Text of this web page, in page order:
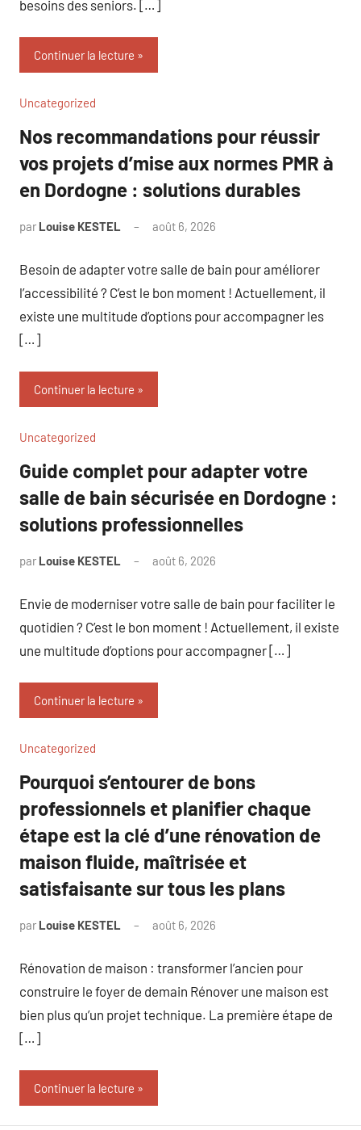
besoins des seniors. […]
Continuer la lecture
Uncategorized
Nos recommandations pour réussir
vos projets d’mise aux normes PMR à
en Dordogne : solutions durables
par Louise KESTEL août 6, 2026
Besoin de adapter votre salle de bain pour améliorer
l’accessibilité ? C’est le bon moment ! Actuellement, il
existe une multitude d’options pour accompagner les
[…]
Continuer la lecture
Uncategorized
Guide complet pour adapter votre
salle de bain sécurisée en Dordogne :
solutions professionnelles
par Louise KESTEL août 6, 2026
Envie de moderniser votre salle de bain pour faciliter le
quotidien ? C’est le bon moment ! Actuellement, il existe
une multitude d’options pour accompagner […]
Continuer la lecture
Uncategorized
Pourquoi s’entourer de bons
professionnels et planifier chaque
étape est la clé d’une rénovation de
maison fluide, maîtrisée et
satisfaisante sur tous les plans
par Louise KESTEL août 6, 2026
Rénovation de maison : transformer l’ancien pour
construire le foyer de demain Rénover une maison est
bien plus qu’un projet technique. La première étape de
[…]
Continuer la lecture